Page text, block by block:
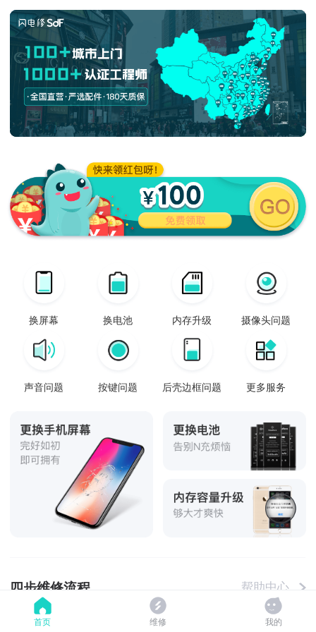
换屏幕 换电池 内存升级 摄像头问题
声音问题 按键问题 后壳边框问题 更多服务
四步维修流程 帮助中心
首页 维修 我的